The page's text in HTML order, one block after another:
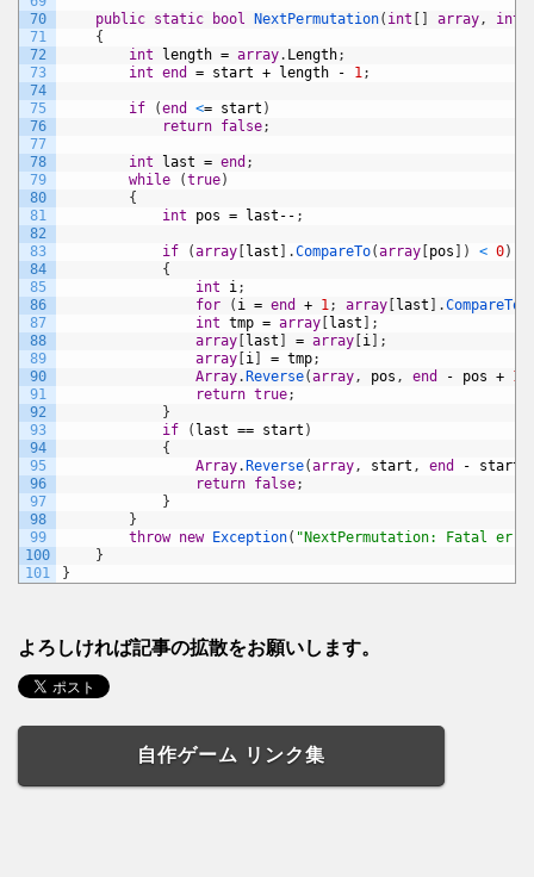
70
71
72
73
74
75
76
77
78
79
80
81
82
83
84
85
86
87
88
89
90
91
92
93
94
95
96
97
98
99
100
101
public static bool NextPermutation( int array, int
{
int
length = array. Length;
int end = start + length - 1;
if (end <= start )
return false;
int last = end ;
while
(true)
{
int
pos = last -- ;
if (array last .CompareTo(array pos ) < 0)
{
int
i;
for
( i = end + 1; array last .CompareTo
int tmp = array last
;
array
last = array i
;
array i = tmp;
Array. Reverse(array, pos , end - pos + 1
return true;
}
if
( last == start )
{
Array. Reverse(array, start , end - start
return false;
}
}
throw new Exception( "NextPermutation: Fatal
}
}
よろしければ記事の拡散をお願いします。
自作ゲーム リンク集